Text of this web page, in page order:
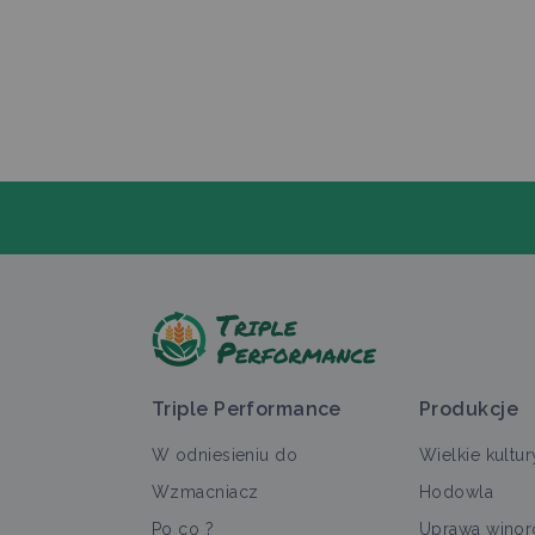
Triple Performance
W odniesieniu do
Wzmacniacz
Po co ?
Produkcje
Wielkie
Hodowla
Uprawa